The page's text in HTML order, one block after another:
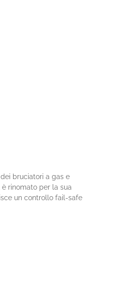
bruciatori a gas e
rinomato per la sua
un controllo fail-safe